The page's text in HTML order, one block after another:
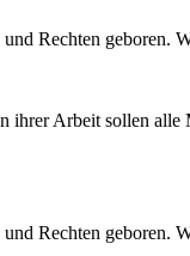
Rechten geboren.
ihrer Arbeit sollen
Rechten geboren.